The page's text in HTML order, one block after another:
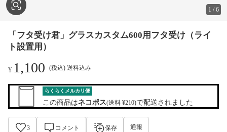
1 /6
「フタ受け君」グラスカスタム600用フタ受け（ライ
ト設置用）
¥ 1,100 (税込) 送料込み
らくらくメルカリ便
この商品はネコポス(送料 ¥210)で配送されました
3 コメント 保存 通報